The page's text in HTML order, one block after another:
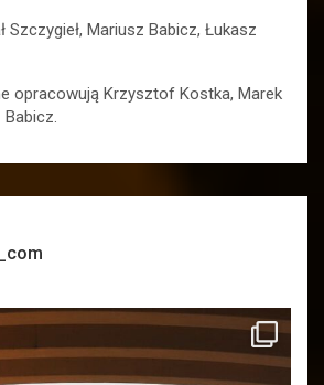
Szczygieł, Mariusz Babicz, Łukasz
opracowują Krzysztof Kostka, Marek
Babicz.